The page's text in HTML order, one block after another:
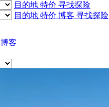
目的地 特价 寻找探险
目的地 特价 博客 寻找探险
博客